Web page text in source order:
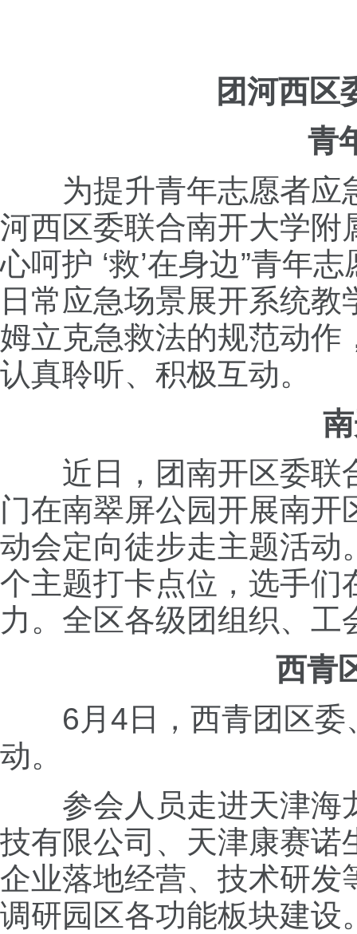
团河西区
青
为提升青年志愿者应
河西区委联合南开大学附
心呵护 ‘救’在身边”青年
日常应急场景展开系统
姆立克急救法的规范动作
认真聆听、积极互动。
近日，团南开区委联
门在南翠屏公园开展南
动会定向徒步走主题活动
个主题打卡点位，选手们
力。全区各级团组织、
西青
6月4日，西青团区委
动。
参会人员走进天津海
技有限公司、天津康赛诺
企业落地经营、技术研发
调研园区各功能板块建设